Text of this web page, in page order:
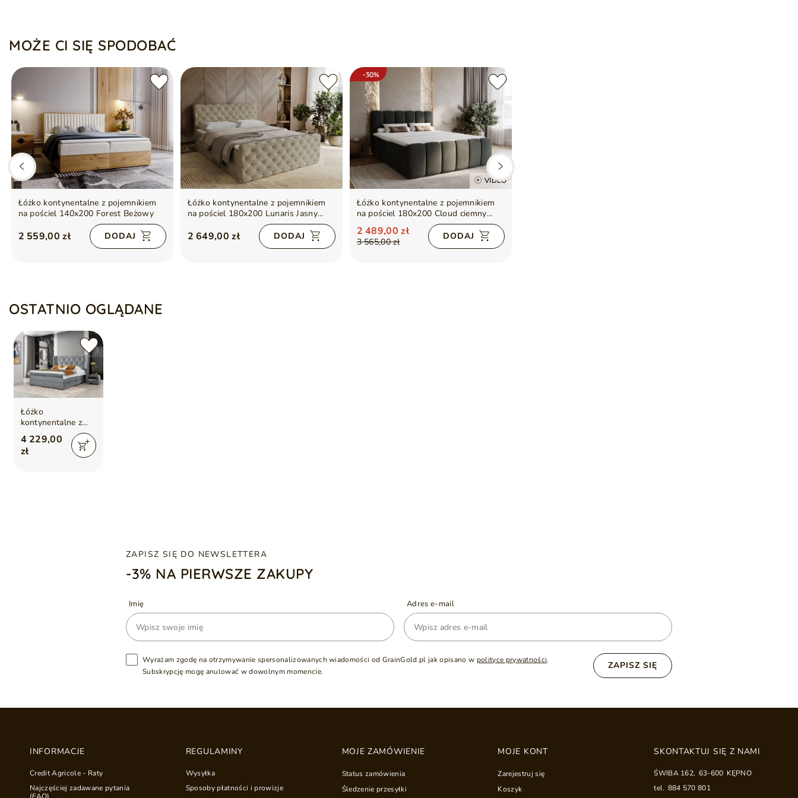
MOŻE CI SIĘ SPODOBAĆ
Łóżko kontynentalne z pojemnikiem
na pościel 140x200 Forest Beżowy
2 559,00 zł DODAJ
Łóżko kontynentalne z pojemnikiem
na pościel 180x200 Lunaris Jasny
2 649,00 zł DODAJ
-30%
VIDEO
Łóżko kontynentalne z pojemnikiem
na pościel 180x200 Cloud ciemny
3 565,00 zł
2 489,00 zł DODAJ
OSTATNIO OGLĄDANE
Łóżko
kontynentalne z
pojemnikiem na
pościel 200x200
Neria Lux
4 229,00
zł
ZAPISZ SIĘ DO NEWSLETTERA
-3% NA PIERWSZE ZAKUPY
Imię Adres e-mail
Wyrażam zgodę na otrzymywanie spersonalizowanych wiadomości od GrainGold.pl jak opisano w polityce prywatności.
Subskrypcję mogę anulować w dowolnym momencie.
ZAPISZ SIĘ
INFORMACJE
Credit Agricole - Raty
Najczęściej zadawane pytania
REGULAMINY
Wysyłka
Sposoby płatności i prowizje
MOJE ZAMÓWIENIE
Status zamówienia
Śledzenie przesyłki
MOJE KONT
Zarejestruj się
Koszyk
SKONTAKTUJ SIĘ Z NAMI
ŚWIBA 162, 63-600 KĘPNO
tel. 884 570 801